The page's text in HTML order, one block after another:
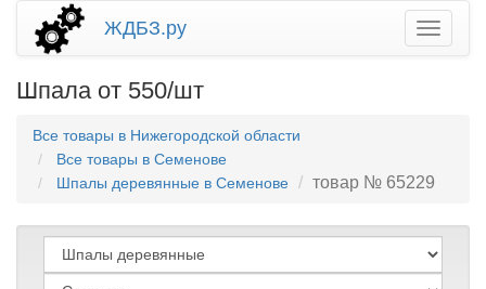
ЖДБЗ.ру
Шпала от 550/шт
Все товары в Нижегородской области
Все товары в Семенове
Шпалы деревянные в Семенове
товар № 65229